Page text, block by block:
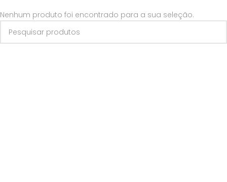
Nenhum produto foi encontrado para a sua seleção.